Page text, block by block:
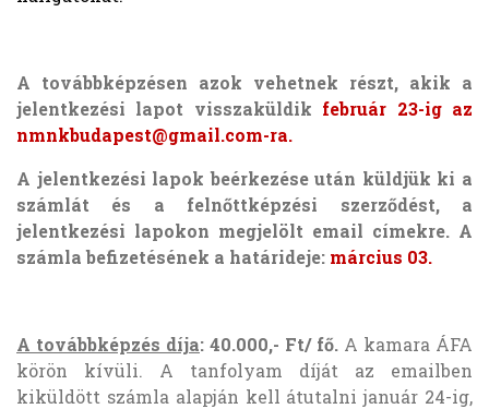
A továbbképzésen azok vehetnek részt, akik a
jelentkezési lapot visszaküldik február 23-ig az
nmnkbudapest@gmail.com-ra.
A jelentkezési lapok beérkezése után küldjük ki a
számlát és a felnőttképzési szerződést, a
jelentkezési lapokon megjelölt email címekre. A
számla befizetésének a határideje: március 03.
A továbbképzés díja: 40.000,- Ft/ fő. A kamara ÁFA
körön kívüli. A tanfolyam díját az emailben
kiküldött számla alapján kell átutalni január 24-ig,